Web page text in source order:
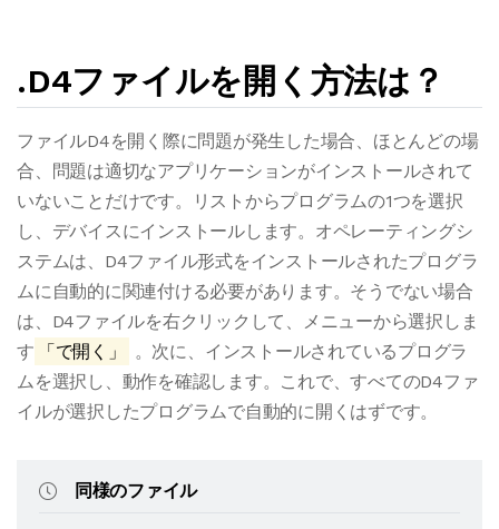
.D4ファイルを開く方法は？
ファイルD4を開く際に問題が発生した場合、ほとんどの場
合、問題は適切なアプリケーションがインストールされて
いないことだけです。リストからプログラムの1つを選択
し、デバイスにインストールします。オペレーティングシ
ステムは、D4ファイル形式をインストールされたプログラ
ムに自動的に関連付ける必要があります。そうでない場合
は、D4ファイルを右クリックして、メニューから選択しま
す
「で開く」
。次に、インストールされているプログラ
ムを選択し、動作を確認します。これで、すべてのD4ファ
イルが選択したプログラムで自動的に開くはずです。
同様のファイル